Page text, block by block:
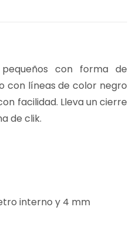
con forma de
con líneas de color negro
facilidad. Lleva un cierre
de clik.
interno y 4 mm